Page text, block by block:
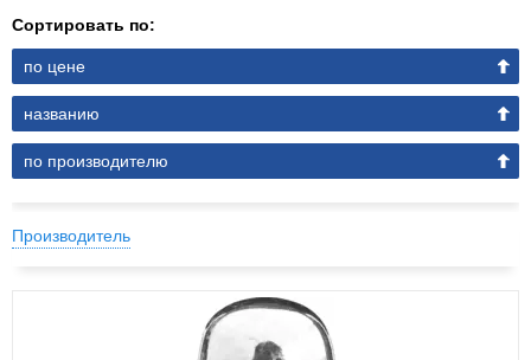
Сортировать по:
по цене
названию
по производителю
Производитель